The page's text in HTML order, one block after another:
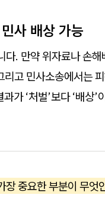
사 배상 가능
. 만약 위자료나 손
리고 민사소송에서는
가 ‘처벌’보다 ‘배상
장 중요한 부분이 무엇